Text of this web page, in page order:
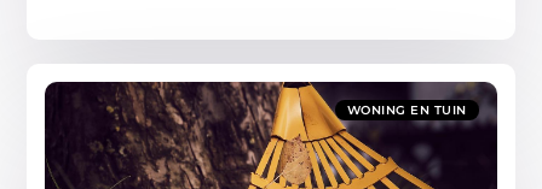
WONING EN TUIN